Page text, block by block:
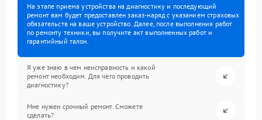
На этапе приема устройства на диагностику и последующий
ремонт вам будет предоставлен заказ-наряд с указанием страховых
обязательств на ваше устройство. Далее, после выполнения работ
по ремонту техники, вы получите акт выполненных работ и
гарантийный талон.
Я уже знаю в чем неисправность и какой
ремонт необходим. Для чего проводить
диагностику?
Мне нужен срочный ремонт. Сможете
сделать?